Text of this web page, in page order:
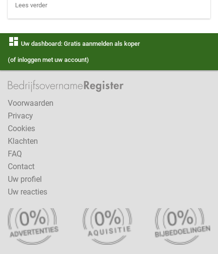
Lees verder
dashboard Uw dashboard: Gratis aanmelden als koper
(of inloggen met uw account)
Voorwaarden
Privacy
Cookies
Klachten
FAQ
Contact
Uw profiel
Uw reacties